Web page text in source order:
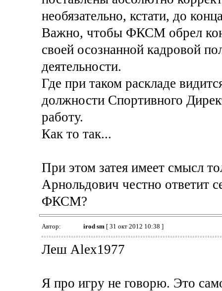
необязательно, кстати, до
Важно, чтобы ФКСМ обрел
своей осознанной кадровой
деятельности.
Где при таком раскладе
должности Спортивного
работу.
Как то так...
При этом затея имеет смысл
Арнольдович честно ответит
ФКСМ?
Автор: irod sm [ 31 окт 2012 10:38 ]
Леш Alex1977
Я про игру не говорю. Это